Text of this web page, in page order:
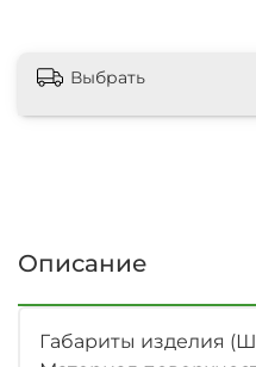
Выбрать
Описание
Габариты изделия